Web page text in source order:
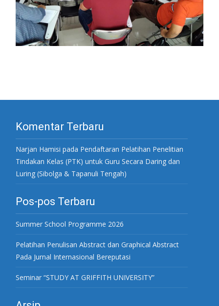
Komentar Terbaru
Narjan Hamisi pada Pendaftaran Pelatihan Penelitian
Tindakan Kelas (PTK) untuk Guru Secara Daring dan
Luring (Sibolga & Tapanuli Tengah)
Pos-pos Terbaru
Summer School Programme 2026
Pelatihan Penulisan Abstract dan Graphical Abstract
Pada Jurnal Internasional Bereputasi
Seminar “STUDY AT GRIFFITH UNIVERSITY”